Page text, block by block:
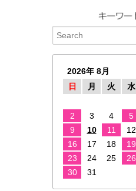
2026年 8月
日
月 火 水
2
3 4 5
9
10 11 12
16
17 18 19
23
24 25 26
30
31